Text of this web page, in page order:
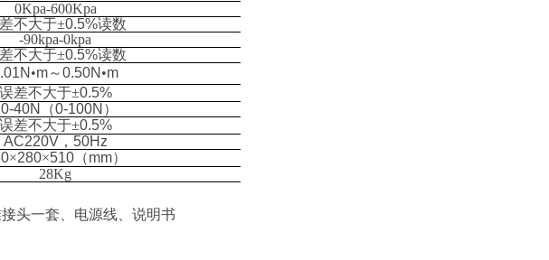
0Kpa-600Kpa
不大于±0.5%读数
-90kpa-0kpa
不大于±0.5%读数
•m～0.50N •m
误差不大于±0.5%
40N （0-100N ）
误差不大于±0.5%
AC220V， 50Hz
×280×510（mm）
28Kg
头一套、电源线、说明书